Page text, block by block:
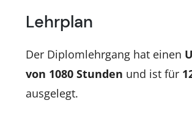
Lehrplan
Der Diplomlehrgang hat einen
von 1080 Stunden und ist für
ausgelegt.